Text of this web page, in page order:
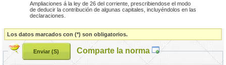
Ampliaciones á la ley de 26 del corriente, prescribiendose el modo
de deducir la contribución de algunas capitales, incluyéndolos en las
declaraciones.
Los datos marcados con (*) son obligatorios.
Comparte la norma